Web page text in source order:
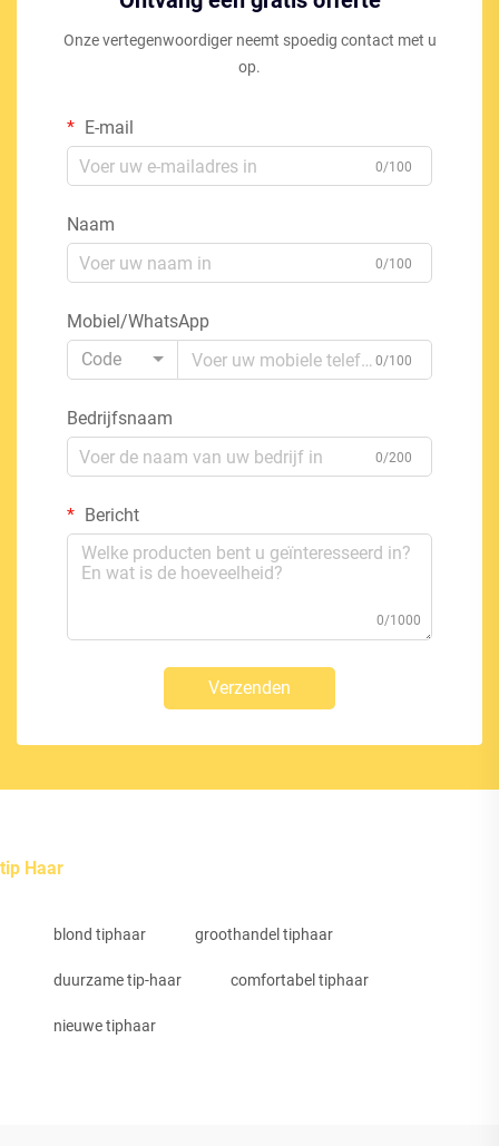
Onze vertegenwoordiger neemt spoedig contact met u
op.
E-mail
0/100
Naam
0/100
Mobiel/WhatsApp
Code
0/100
Bedrijfsnaam
0/200
Bericht
0/1000
Verzenden
tip Haar
blond tiphaar groothandel tiphaar
duurzame tip-haar comfortabel tiphaar
nieuwe tiphaar